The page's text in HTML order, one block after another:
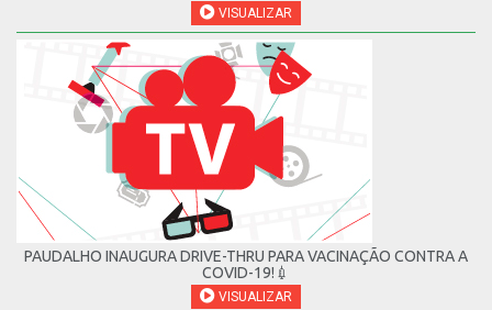
VISUALIZAR
PAUDALHO INAUGURA DRIVE-THRU PARA VACINAÇÃO CONTRA A
COVID-19!💉
VISUALIZAR